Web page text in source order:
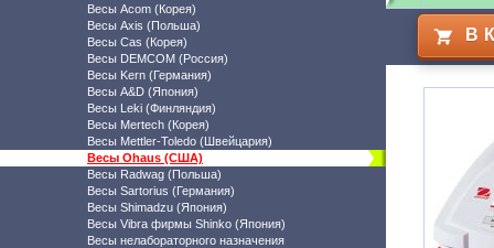
Весы Acom (Корея)
Весы Axis (Польша)
Весы Cas (Корея)
Весы DEMCOM (Россия)
Весы Kern (Германия)
Весы A&D (Япония)
Весы Leki (Финляндия)
Весы Mertech (Корея)
Весы Mettler-Toledo (Швейцария)
Весы Ohaus (США)
Весы Radwag (Польша)
Весы Sartorius (Германия)
Весы Shimadzu (Япония)
Весы Vibra фирмы Shinko (Япония)
Весы нелабораторного назначения
В